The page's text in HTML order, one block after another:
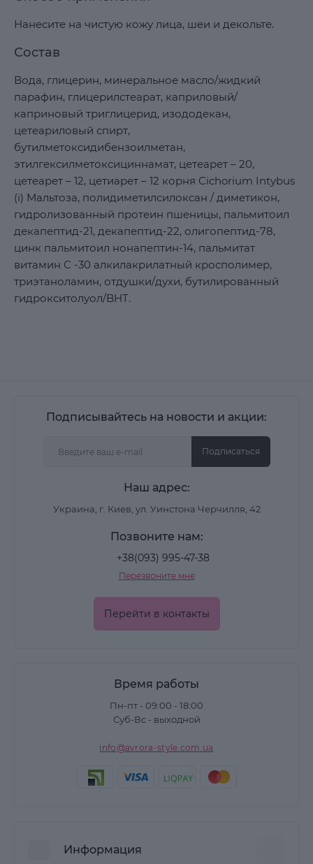
Нанесите на чистую кожу лица, шеи и декольте.
Состав
Вода, глицерин, минеральное масло/жидкий
парафин, глицерилстеарат, каприловый/
каприновый триглицерид, изододекан,
цетеариловый спирт,
бутилметоксидибензоилметан,
этилгексилметоксициннамат, цетеарет – 20,
цетеарет – 12, цетиарет – 12 корня Cichorium Intybus
(i) Мальтоза, полидиметилсилоксан / диметикон,
гидролизованный протеин пшеницы, пальмитоил
декапептид-21, декапептид-22, олигопептид-78,
цинк пальмитоил нонапептин-14, пальмитат
витамин C -30 алкилакрилатный кросполимер,
триэтаноламин, отдушки/духи, бутилированный
гидрокситолуол/BHT.
Подписывайтесь на новости и акции:
Подписаться
Наш адрес:
Украина, г. Киев, ул. Уинстона Черчилля, 42
Позвоните нам:
+38(093) 995-47-38
Перезвоните мне
Перейти в контакты
Время работы
Пн-пт - 09:00 - 18:00
Суб-Вс - выходной
info@avrora-style.com.ua
Информация